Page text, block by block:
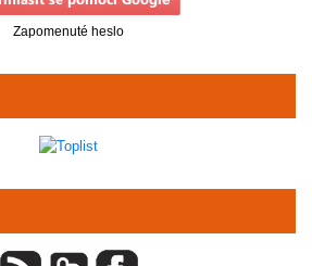
Zapomenuté heslo